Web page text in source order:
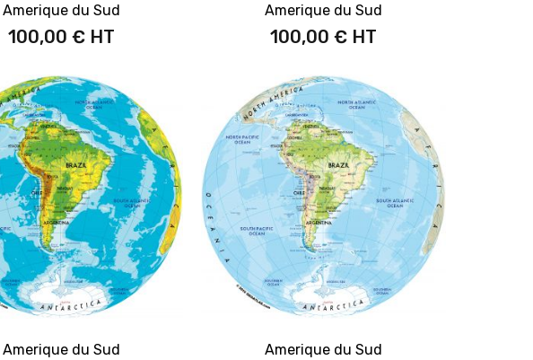
Amerique du Sud
100,00 €
Amerique du Sud
100,00 €
Amerique du Sud Amerique du Sud